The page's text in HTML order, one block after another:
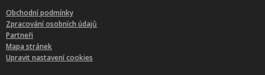
Obchodní podmínky
Zpracování osobních údajů
Partneři
Mapa stránek
Upravit nastavení cookies